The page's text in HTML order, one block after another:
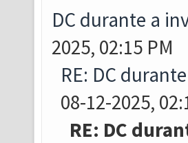
DC durante a
2025, 02:15 PM
RE: DC
08-12-2025,
RE: DC